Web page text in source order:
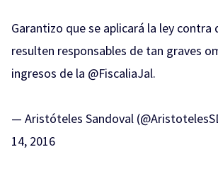
Garantizo que se aplicará la ley contra
resulten responsables de tan graves
ingresos de la @FiscaliaJal.
— Aristóteles Sandoval
14, 2016